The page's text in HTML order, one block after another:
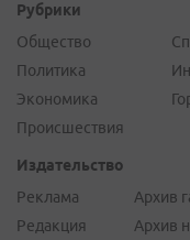
Рубрики
Общество
Политика
Экономика
Происшествия
Издательство
Реклама
Редакция
Архив
Архив